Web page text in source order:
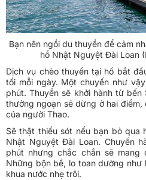
Bạn nên ngồi du thuyền để cảm
hồ Nhật Nguyệt Đài Loan
Dịch vụ chèo thuyền tại hồ bắt
tối mỗi ngày. Một chuyến như
phút. Thuyền sẽ khởi hành từ bến
thưởng ngoạn sẽ dừng ở hai điểm,
của người Thao.
Sẽ thật thiếu sót nếu bạn bỏ qua
Nhật Nguyệt Đài Loan. Chuyến
phút nhưng chắc chắn sẽ
Những bộn bề, lo toan dường
khua nước nhẹ trôi.